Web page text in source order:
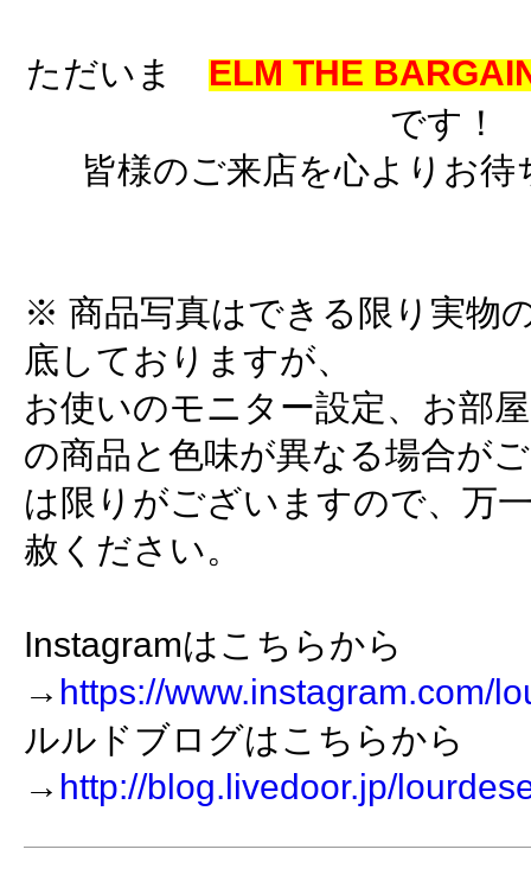
ただいま ELM THE
です！
皆様のご来店を心よりお
※ 商品写真はできる限り実物
底しておりますが、
お使いのモニター設定、お部
の商品と色味が異なる場合が
は限りがございますので、万
赦ください。
Instagramはこちらから
→ https://www.instagram.com/
ルルドブログはこちらから
→ http://blog.livedoor.jp/